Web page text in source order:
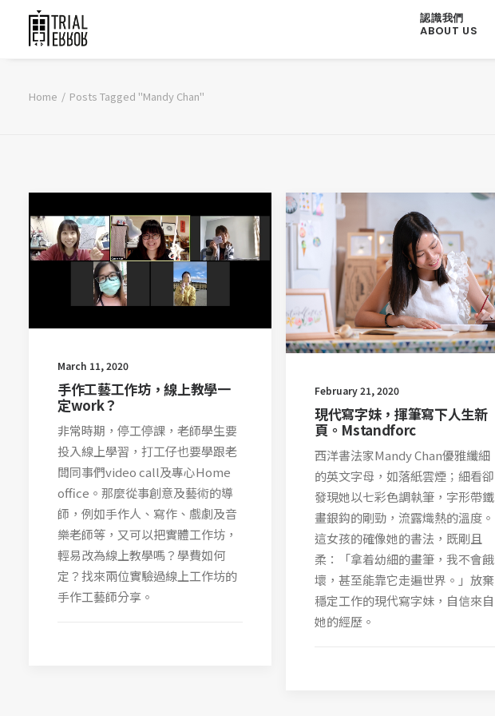
認識我們
ABOUT US
Home Posts Tagged "Mandy Chan"
March 11, 2020
手作工藝工作坊，線上教學一
定work？
非常時期，停工停課，老師學生要
投入線上學習，打工仔也要學跟老
闆同事們video call及專心Home
office。那麼從事創意及藝術的導
師，例如手作人、寫作、戲劇及音
樂老師等，又可以把實體工作坊，
輕易改為線上教學嗎？學費如何
定？找來兩位實驗過線上工作坊的
手作工藝師分享。
February 21, 2020
現代寫字妹，揮筆寫下人生新
頁。Mstandforc
西洋書法家Mandy Chan優雅纖細
的英文字母，如落紙雲煙；細看卻
發現她以七彩色調執筆，字形帶鐵
畫銀鈎的剛勁，流露熾熱的溫度。
這女孩的確像她的書法，既剛且
柔：「拿着幼細的畫筆，我不會餓
壞，甚至能靠它走遍世界。」放棄
穩定工作的現代寫字妹，自信來自
她的經歷。